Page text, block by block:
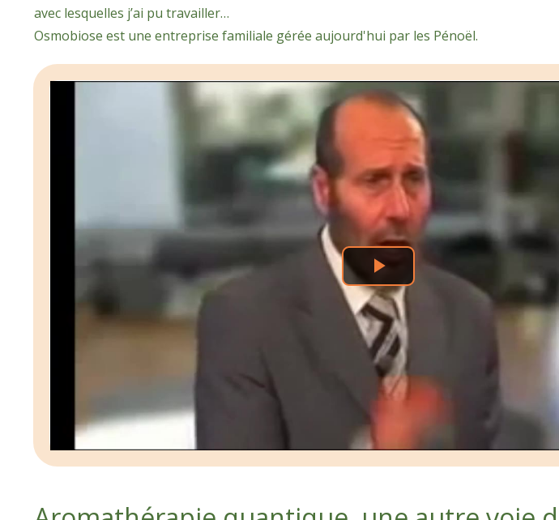
avec lesquelles j’ai pu travailler…
Osmobiose est une entreprise familiale gérée aujourd'hui par les Pénoël.